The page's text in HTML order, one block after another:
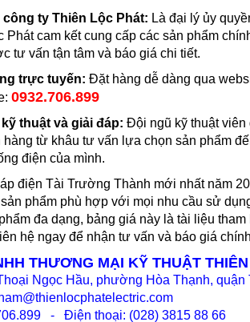
công ty Thiên Lộc Phát: Là đại lý ủy
Phát cam kết cung cấp các sản phẩm
tư vấn tận tâm và báo giá chi tiết.
trực tuyến: Đặt hàng dễ dàng qua
0932.706.899
thuật và giải đáp: Đội ngũ kỹ thuật viên
hàng từ khâu tư vấn lựa chọn sản phẩm
điện của mình.
điện Tài Trường Thành mới nhất năm
phẩm phù hợp với mọi nhu cầu sử
đa dạng, bảng giá này là tài liệu
hệ ngay để nhận tư vấn và báo giá
THƯƠNG MẠI KỸ THUẬT
Ngọc Hầu, phường Hòa Thạnh, quận
- Điện thoại: (028) 3815 88 66